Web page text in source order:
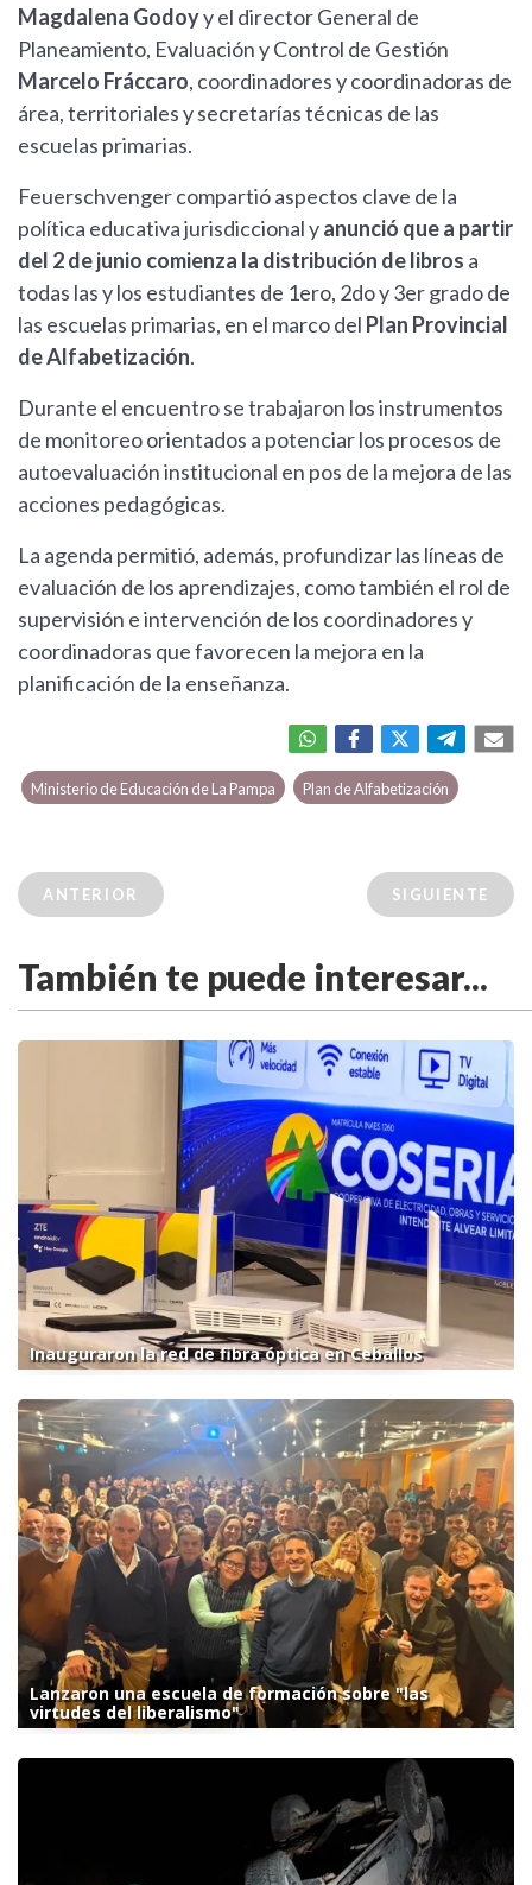
Magdalena Godoyy el director General de
Planeamiento, Evaluación y Control de Gestión
Marcelo Fráccaro, coordinadores y coordinadoras de
área, territoriales y secretarías técnicas de las
escuelas primarias.
Feuerschvenger compartió aspectos clave de la
política educativa jurisdiccional yanunció que a partir
del 2 de junio comienza la distribución de libros a
todas las y los estudiantes de 1ero, 2do y 3er grado de
las escuelas primarias, en el marco del Plan Provincial
de Alfabetización.
Durante el encuentro se trabajaron los instrumentos
de monitoreo orientados a potenciar los procesos de
autoevaluación institucional en pos de la mejora de las
acciones pedagógicas.
La agenda permitió, además, profundizar las líneas de
evaluación de los aprendizajes, como también el rol de
supervisión e intervención de los coordinadores y
coordinadoras que favorecen la mejora en la
planificación de la enseñanza.
Ministerio de Educación de La Pampa Plan de Alfabetización
ANTERIOR SIGUIENTE
También te puede interesar...
Inauguraron la red de fibra óptica en Ceballos
Lanzaron una escuela de formación sobre "las
virtudes del liberalismo"